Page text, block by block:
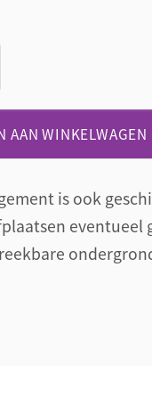
AAN WINKELWAGEN
is ook
eventueel